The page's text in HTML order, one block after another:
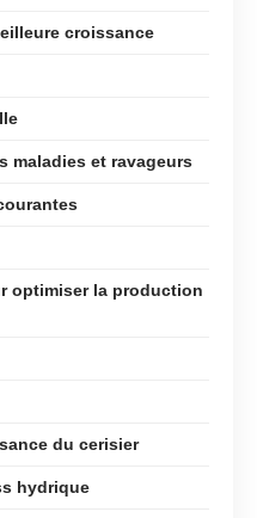
croissance
maladies et ravageurs
optimiser la production
du cerisier
hydrique